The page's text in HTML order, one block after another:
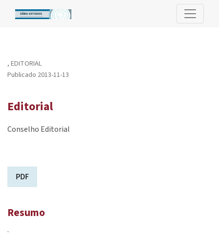
,EDITORIAL
Editorial
Publicado 2013-11-13
Conselho Editorial
PDF
Resumo
.